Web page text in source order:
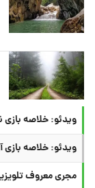
ویدئو: خلاصه بازی نروژ ۱ -
ویدئو: خلاصه بازی
مجری معروف